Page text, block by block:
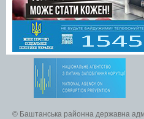
© Баштанська районна державна